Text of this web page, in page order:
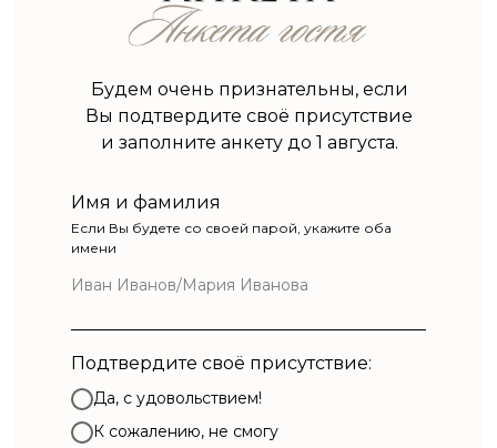
Будем очень признательны, если
Вы подтвердите своё присутствие
и заполните анкету до 1 августа.
Имя и фамилия
Если Вы будете со своей парой, укажите оба
имени
Подтвердите своё присутствие:
Да, с удовольствием!
К сожалению, не смогу